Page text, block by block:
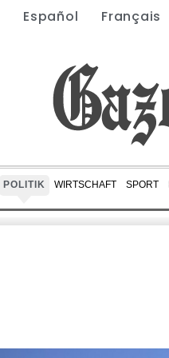
Español Français
POLITIK WIRTSCHAFT SPORT